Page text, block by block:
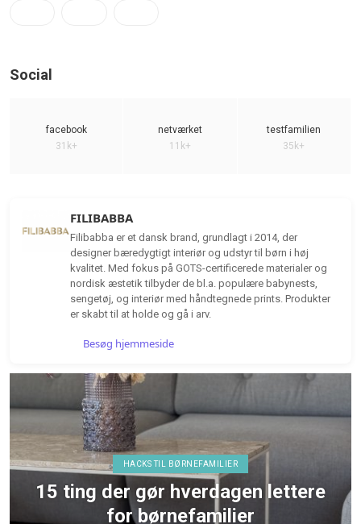
Social
facebook
31k+
netværket
11k+
testfamilien
35k+
FILIBABBA
Filibabba er et dansk brand, grundlagt i 2014, der
designer bæredygtigt interiør og udstyr til børn i høj
kvalitet. Med fokus på GOTS-certificerede materialer og
nordisk æstetik tilbyder de bl.a. populære babynests,
sengetøj, og interiør med håndtegnede prints. Produkter
er skabt til at holde og gå i arv.
Besøg hjemmeside
lettere
TEST af MiiBUDS